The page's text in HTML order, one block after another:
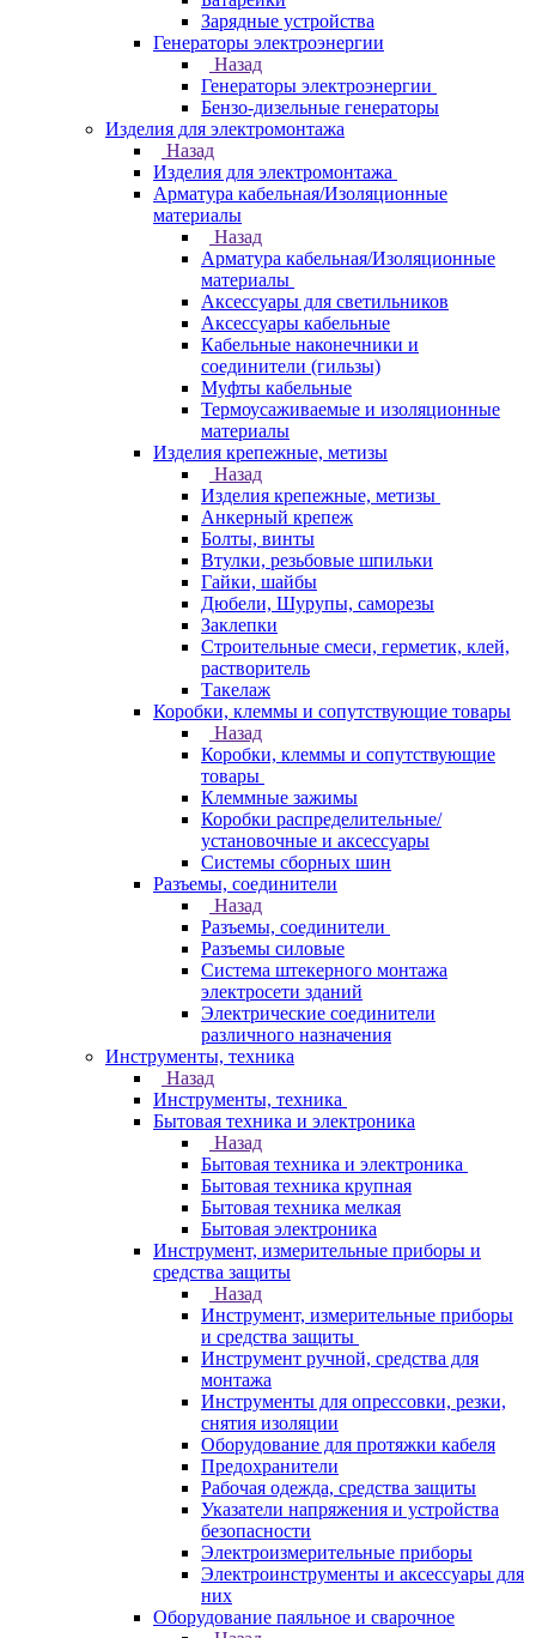
Зарядные устройства
Генераторы электроэнергии
Назад
Генераторы электроэнергии
Бензо-дизельные генераторы
Изделия для электромонтажа
Назад
Изделия для электромонтажа
Арматура кабельная/Изоляционные
материалы
Назад
Арматура кабельная/Изоляционные
материалы
Аксессуары для светильников
Аксессуары кабельные
Кабельные наконечники и
соединители (гильзы)
Муфты кабельные
Термоусаживаемые и изоляционные
материалы
Изделия крепежные, метизы
Назад
Изделия крепежные, метизы
Анкерный крепеж
Болты, винты
Втулки, резьбовые шпильки
Гайки, шайбы
Дюбели, Шурупы, саморезы
Заклепки
Строительные смеси, герметик, клей,
растворитель
Такелаж
Коробки, клеммы и сопутствующие товары
Назад
Коробки, клеммы и сопутствующие
товары
Клеммные зажимы
Коробки распределительные/
установочные и аксессуары
Системы сборных шин
Разъемы, соединители
Назад
Разъемы, соединители
Разъемы силовые
Система штекерного монтажа
электросети зданий
Электрические соединители
различного назначения
Инструменты, техника
Назад
Инструменты, техника
Бытовая техника и электроника
Назад
Бытовая техника и электроника
Бытовая техника крупная
Бытовая техника мелкая
Бытовая электроника
Инструмент, измерительные приборы и
средства защиты
Назад
Инструмент, измерительные приборы
и средства защиты
Инструмент ручной, средства для
монтажа
Инструменты для опрессовки, резки,
снятия изоляции
Оборудование для протяжки кабеля
Предохранители
Рабочая одежда, средства защиты
Указатели напряжения и устройства
безопасности
Электроизмерительные приборы
Электроинструменты и аксессуары для
них
Оборудование паяльное и сварочное